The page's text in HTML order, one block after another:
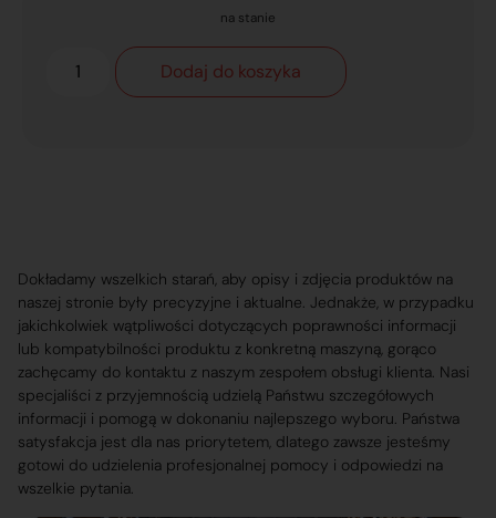
na stanie
Dodaj do koszyka
Dokładamy wszelkich starań, aby opisy i zdjęcia produktów na
naszej stronie były precyzyjne i aktualne. Jednakże, w przypadku
jakichkolwiek wątpliwości dotyczących poprawności informacji
lub kompatybilności produktu z konkretną maszyną, gorąco
zachęcamy do kontaktu z naszym zespołem obsługi klienta. Nasi
specjaliści z przyjemnością udzielą Państwu szczegółowych
informacji i pomogą w dokonaniu najlepszego wyboru. Państwa
satysfakcja jest dla nas priorytetem, dlatego zawsze jesteśmy
gotowi do udzielenia profesjonalnej pomocy i odpowiedzi na
wszelkie pytania.